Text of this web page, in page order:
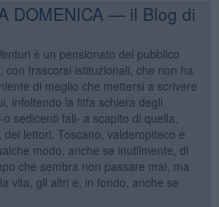
DOMENICA — il Blog di
è un pensionato del pubblico
con trascorsi istituzionali, che non ha
di meglio che mettersi a scrivere
infoltendo la fitta schiera degli
o sedicenti tali- a scapito di quella,
dei lettori. Toscano, valderopiteco e
modo, anche se inutilmente, di
che sembra non passare mai, ma
vita, gli altri e, in fondo, anche se